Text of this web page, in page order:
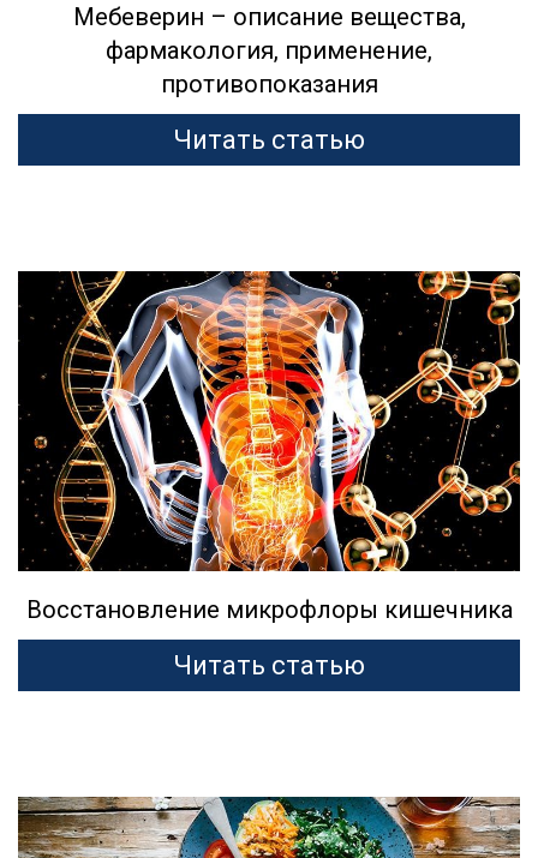
Мебеверин – описание вещества,
фармакология, применение,
противопоказания
Читать статью
Восстановление микрофлоры кишечника
Читать статью